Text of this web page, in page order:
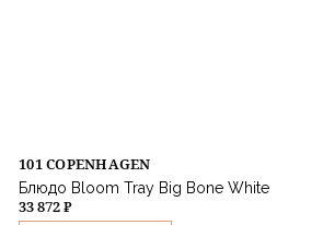
101 COPENHAGEN
Блюдо Bloom Tray Big Bone White
33 872 ₽